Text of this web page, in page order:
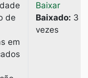
de
em
Baixar
Baixado: 3
vezes